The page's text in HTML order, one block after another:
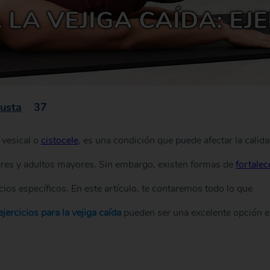
VEJIGA CAÍDA:
37
o cistocele, es una condición que puede afectar la
y adultos mayores. Sin embargo, existen formas de
específicos. En este artículo, te contaremos todo lo que
para la vejiga caídapueden ser una excelente opción